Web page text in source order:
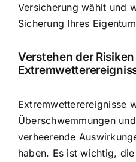
Versicherung wählt und
Sicherung Ihres
Verstehen der
Extremwetterereignisse
Überschwemmungen
verheerende
haben. Es ist wichtig,